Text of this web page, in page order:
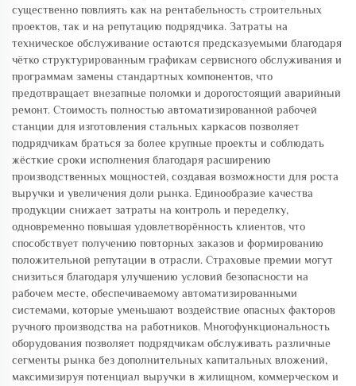
существенно повлиять как на рентабельность строительных
проектов, так и на репутацию подрядчика. Затраты на
техническое обслуживание остаются предсказуемыми благодаря
чётко структурированным графикам сервисного обслуживания и
программам замены стандартных компонентов, что
предотвращает внезапные поломки и дорогостоящий аварийный
ремонт. Стоимость полностью автоматизированной рабочей
станции для изготовления стальных каркасов позволяет
подрядчикам браться за более крупные проекты и соблюдать
жёсткие сроки исполнения благодаря расширению
производственных мощностей, создавая возможности для роста
выручки и увеличения доли рынка. Единообразие качества
продукции снижает затраты на контроль и переделку,
одновременно повышая удовлетворённость клиентов, что
способствует получению повторных заказов и формированию
положительной репутации в отрасли. Страховые премии могут
снизиться благодаря улучшению условий безопасности на
рабочем месте, обеспечиваемому автоматизированными
системами, которые уменьшают воздействие опасных факторов
ручного производства на работников. Многофункциональность
оборудования позволяет подрядчикам обслуживать различные
сегменты рынка без дополнительных капитальных вложений,
максимизируя потенциал выручки в жилищном, коммерческом и